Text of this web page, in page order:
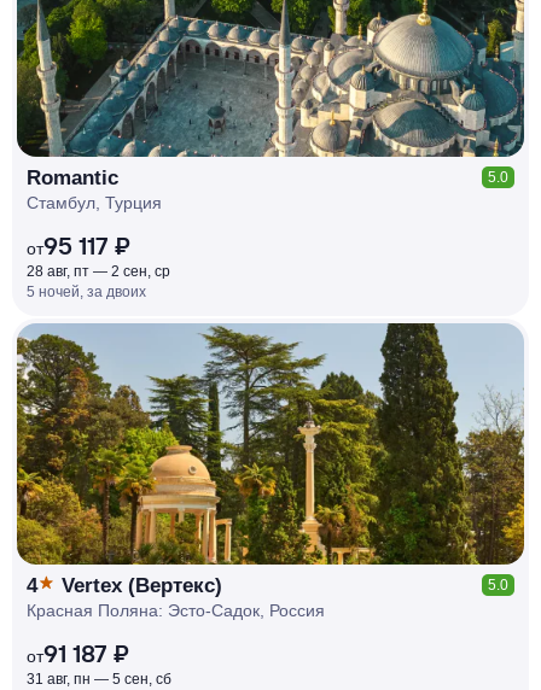
Romantic 5.0
Стамбул, Турция
от95 117 ₽
28 авг, пт — 2 сен, ср
5 ночей, за двоих
КЕШБЭК
РУБЛЯ
МИ
Д
О 7
%
4 Vertex (Вертекс) 5.0
Красная Поляна: Эсто-Садок, Россия
от91 187 ₽
31 авг, пн — 5 сен, сб